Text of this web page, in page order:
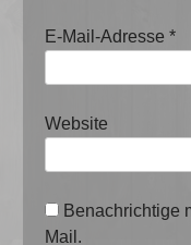
E-Mail-Adresse*
Website
Benachrichtige
Mail.